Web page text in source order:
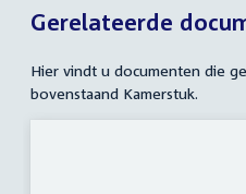
Gerelateerde
Hier vindt u documenten die
bovenstaand Kamerstuk.